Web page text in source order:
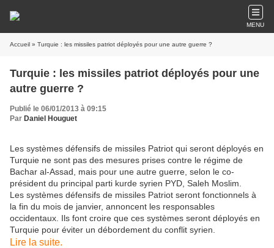
MENU
Accueil » Turquie : les missiles patriot déployés pour une autre guerre ?
Turquie : les missiles patriot déployés pour une
autre guerre ?
Publié le 06/01/2013 à 09:15
Par Daniel Houguet
Les systèmes défensifs de missiles Patriot qui seront déployés en
Turquie ne sont pas des mesures prises contre le régime de
Bachar al-Assad, mais pour une autre guerre, selon le co-
président du principal parti kurde syrien PYD, Saleh Moslim.
Les systèmes défensifs de missiles Patriot seront fonctionnels à
la fin du mois de janvier, annoncent les responsables
occidentaux. Ils font croire que ces systèmes seront déployés en
Turquie pour éviter un débordement du conflit syrien.
Lire la suite.